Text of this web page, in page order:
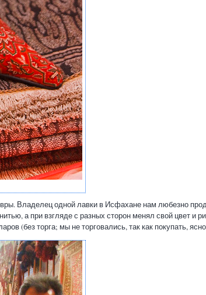
Владелец одной лавки в Исфахане нам любезно
а при взгляде с разных сторон менял свой цвет и
(без торга; мы не торговались, так как покупать,